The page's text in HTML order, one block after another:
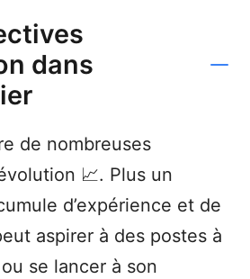
dans
de nombreuses
📈. Plus un
d’expérience et de
aspirer à des postes à
se lancer à son